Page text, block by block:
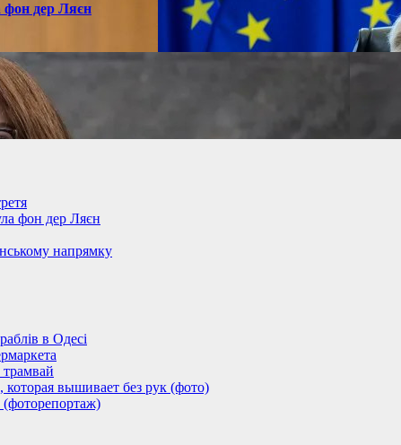
фон дер Ляєн
фон дер Ляєн
напрямку
в Одесі
вышивает без рук (фото)
(фоторепортаж)